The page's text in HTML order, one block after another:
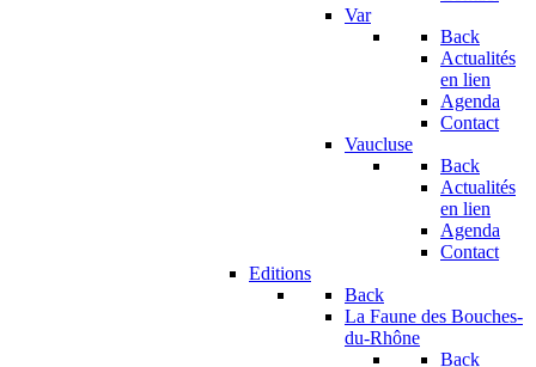
Var
Back
Actualités
en lien
Agenda
Contact
Vaucluse
Back
Actualités
en lien
Agenda
Contact
Editions
Back
La Faune des Bouches-
du-Rhône
Back